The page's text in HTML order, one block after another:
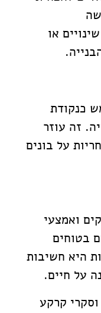
או
כנקודת
זה עוזר
על בונים
ואמצעי
בטוחים
היא חשיבות
על חיים.
קרקע